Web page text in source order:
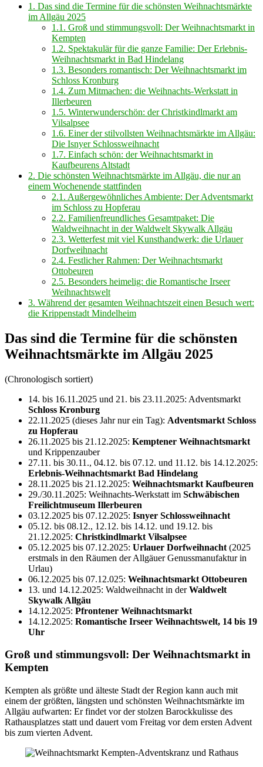
1. Das sind die Termine für die schönsten Weihnachtsmärkte
im Allgäu 2025
1.1. Groß und stimmungsvoll: Der Weihnachtsmarkt in
Kempten
1.2. Spektakulär für die ganze Familie: Der Erlebnis-
Weihnachtsmarkt in Bad Hindelang
1.3. Besonders romantisch: Der Weihnachtsmarkt im
Schloss Kronburg
1.4. Zum Mitmachen: die Weihnachts-Werkstatt in
Illerbeuren
1.5. Winterwunderschön: der Christkindlmarkt am
Vilsalpsee
1.6. Einer der stilvollsten Weihnachtsmärkte im Allgäu:
Die Isnyer Schlossweihnacht
1.7. Einfach schön: der Weihnachtsmarkt in
Kaufbeurens Altstadt
2. Die schönsten Weihnachtsmärkte im Allgäu, die nur an
einem Wochenende stattfinden
2.1. Außergewöhnliches Ambiente: Der Adventsmarkt
im Schloss zu Hopferau
2.2. Familienfreundliches Gesamtpaket: Die
Waldweihnacht in der Waldwelt Skywalk Allgäu
2.3. Wetterfest mit viel Kunsthandwerk: die Urlauer
Dorfweihnacht
2.4. Festlicher Rahmen: Der Weihnachtsmarkt
Ottobeuren
2.5. Besonders heimelig: die Romantische Irseer
Weihnachtswelt
3. Während der gesamten Weihnachtszeit einen Besuch wert:
die Krippenstadt Mindelheim
Das sind die Termine für die schönsten
Weihnachtsmärkte im Allgäu 2025
(Chronologisch sortiert)
14. bis 16.11.2025 und 21. bis 23.11.2025: Adventsmarkt
Schloss Kronburg
22.11.2025 (dieses Jahr nur ein Tag): Adventsmarkt Schloss
zu Hopferau
26.11.2025 bis 21.12.2025: Kemptener Weihnachtsmarkt
und Krippenzauber
27.11. bis 30.11., 04.12. bis 07.12. und 11.12. bis 14.12.2025:
Erlebnis-Weihnachtsmarkt Bad Hindelang
28.11.2025 bis 21.12.2025: Weihnachtsmarkt Kaufbeuren
29./30.11.2025: Weihnachts-Werkstatt im Schwäbischen
Freilichtmuseum Illerbeuren
03.12.2025 bis 07.12.2025: Isnyer Schlossweihnacht
05.12. bis 08.12., 12.12. bis 14.12. und 19.12. bis
21.12.2025: Christkindlmarkt Vilsalpsee
05.12.2025 bis 07.12.2025: Urlauer Dorfweihnacht (2025
erstmals in den Räumen der Allgäuer Genussmanufaktur in
Urlau)
06.12.2025 bis 07.12.025: Weihnachtsmarkt Ottobeuren
13. und 14.12.2025: Waldweihnacht in derWaldwelt
Skywalk Allgäu
14.12.2025: Pfrontener Weihnachtsmarkt
14.12.2025: Romantische Irseer Weihnachtswelt, 14 bis 19
Uhr
Groß und stimmungsvoll: Der Weihnachtsmarkt in
Kempten
Kempten als größte und älteste Stadt der Region kann auch mit
einem der größten, längsten und schönsten Weihnachtsmärkte im
Allgäu aufwarten: Er findet vor der stolzen Barockkulisse des
Rathausplatzes statt und dauert vom Freitag vor dem ersten Advent
bis zum vierten Advent.